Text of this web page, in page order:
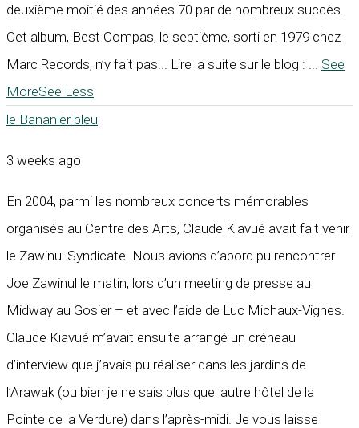
deuxième moitié des années 70 par de nombreux succès.
Cet album, Best Compas, le septième, sorti en 1979 chez
Marc Records, n’y fait pas... Lire la suite sur le blog :
See
MoreSee Less
le Bananier bleu
3 weeks ago
En 2004, parmi les nombreux concerts mémorables
organisés au Centre des Arts, Claude Kiavué avait fait venir
le Zawinul Syndicate. Nous avions d’abord pu rencontrer
Joe Zawinul le matin, lors d’un meeting de presse au
Midway au Gosier – et avec l’aide de Luc Michaux-Vignes.
Claude Kiavué m’avait ensuite arrangé un créneau
d’interview que j’avais pu réaliser dans les jardins de
l’Arawak (ou bien je ne sais plus quel autre hôtel de la
Pointe de la Verdure) dans l’après-midi. Je vous laisse